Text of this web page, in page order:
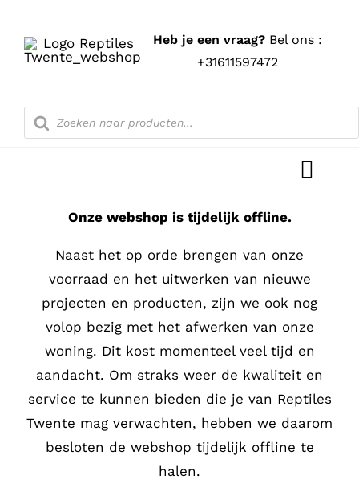
naar
inhoud
Producten
zoeken
Heb je een vraag? Bel ons :
+31611597472
Blog
Service
Contact
Onze webshop is tijdelijk offline.
Naast het op orde brengen van onze
voorraad en het uitwerken van nieuwe
projecten en producten, zijn we ook nog
volop bezig met het afwerken van onze
woning. Dit kost momenteel veel tijd en
aandacht. Om straks weer de kwaliteit en
service te kunnen bieden die je van Reptiles
Twente mag verwachten, hebben we daarom
besloten de webshop tijdelijk offline te
halen.